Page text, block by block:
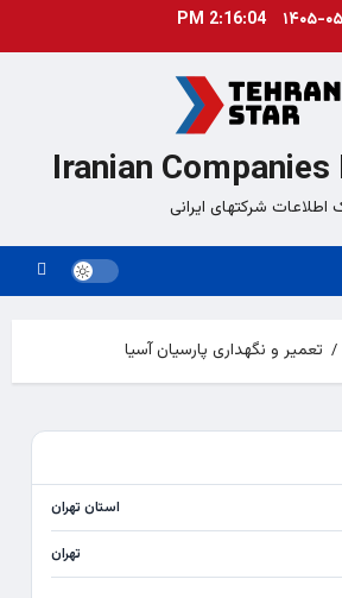
۰۵-۱۷ 2:16:04 PM
Iranian
اطلاعات شرکتهای ایرانی
تعمیر و نگهداری پارسیان آسیا
استان تهران
تهران